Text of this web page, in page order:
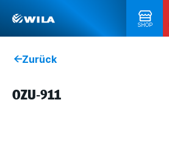
SHOP
Zurück
OZU-911